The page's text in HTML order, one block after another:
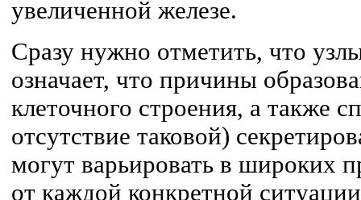
увеличенной железе.
Сразу нужно отметить, что
означает, что причины
клеточного строения, а также
отсутствие таковой)
могут варьировать в широких
от каждой конкретной